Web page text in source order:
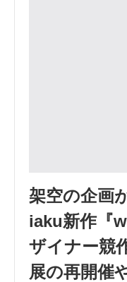
架空の企画
iaku新作『
ザイナー競
展の再開催